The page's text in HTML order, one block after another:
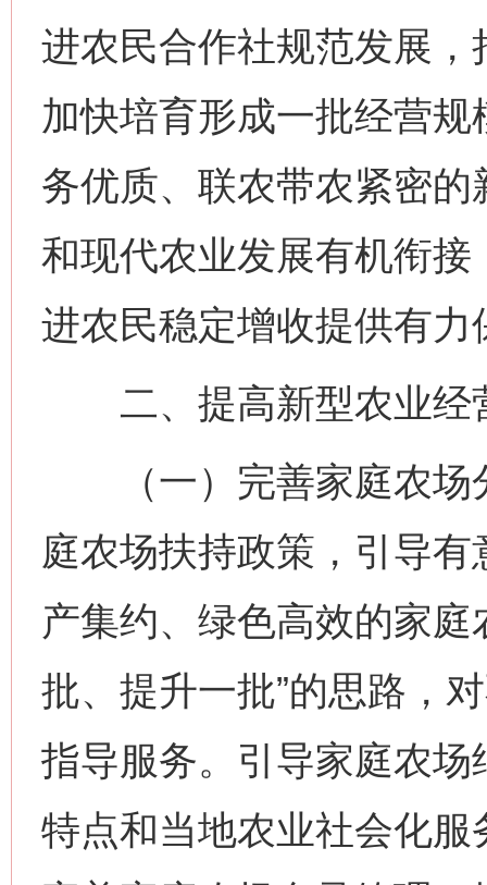
进农民合作社规范发展
加快培育形成一批经营
务优质、联农带农紧密
和现代农业发展有机衔
进农民稳定增收提供有力
二、提高新型农业经
（一）完善家庭农场
庭农场扶持政策，引导
产集约、绿色高效的家
批、提升一批”的思路，
指导服务。引导家庭农
特点和当地农业社会化